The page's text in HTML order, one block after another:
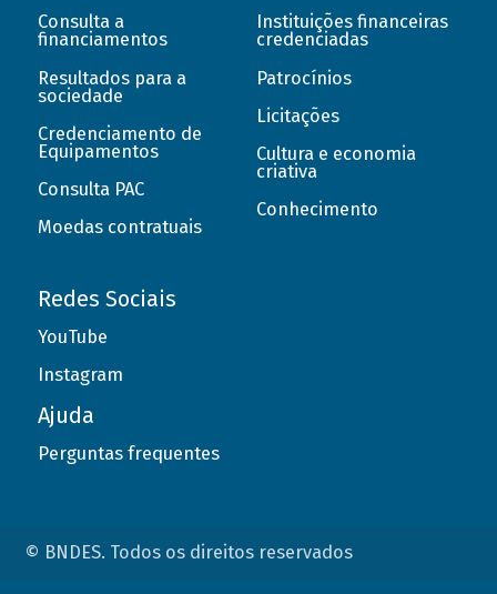
Consulta a
financiamentos
Resultados para a
sociedade
Credenciamento de
Equipamentos
Consulta PAC
Moedas contratuais
Instituições financeiras
credenciadas
Patrocínios
Licitações
Cultura e economia
criativa
Conhecimento
Redes Sociais
YouTube
Instagram
Ajuda
Perguntas frequentes
© BNDES. Todos os direitos reservados